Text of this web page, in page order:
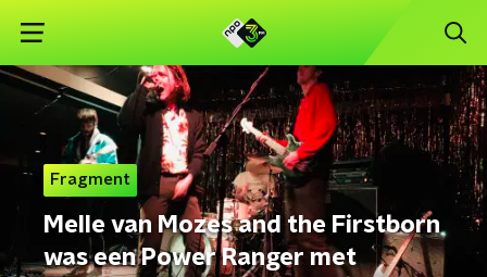
Fragment
Melle van Mozes and the Firstborn
was een Power Ranger met